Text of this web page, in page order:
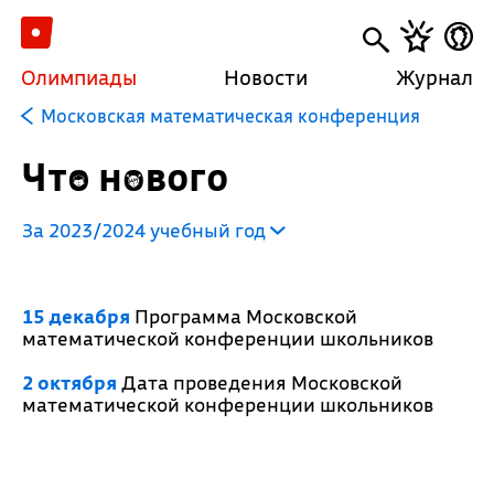
Олимпиады Новости Журнал
Московская математическая конференция
Что нового
За 2023/2024 учебный год
15 декабря Программа Московской
математической конференции школьников
2 октября Дата проведения Московской
математической конференции школьников